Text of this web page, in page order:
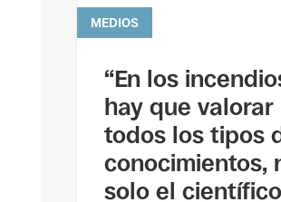
leer más
“En los
hay que valorar
todos los tipos
conocimientos,
solo el
MEDIOS